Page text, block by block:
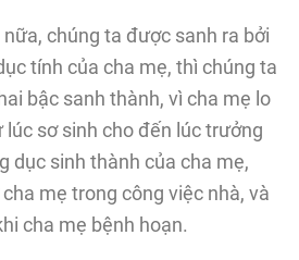
chúng ta được sanh ra bởi
tính của cha mẹ, thì chúng ta
bậc sanh thành, vì cha mẹ lo
lúc sơ sinh cho đến lúc trưởng
dục sinh thành của cha mẹ,
mẹ trong công việc nhà, và
cha mẹ bệnh hoạn.